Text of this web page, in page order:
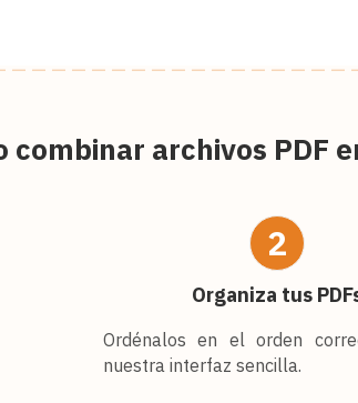
combinar archivos PDF
2
Organiza tus
Ordénalos en el orden
nuestra interfaz sencilla.